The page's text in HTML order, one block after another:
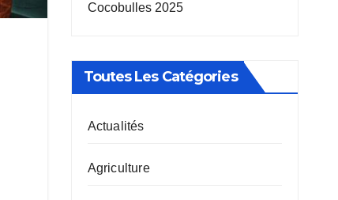
Cocobulles 2025
Toutes Les Catégories
Actualités
Agriculture